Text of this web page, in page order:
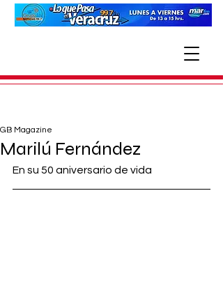
Marilú Fernández
GB Magazine
En su 50 aniversario de vida